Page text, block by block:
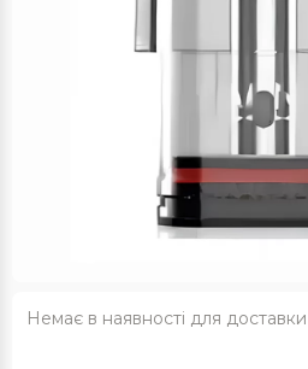
Немає в наявності для доставки